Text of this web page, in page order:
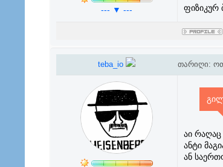
--- ▼ ---
ფიზიკურ
teba_io თარიღი:
აი
ანტი
ან